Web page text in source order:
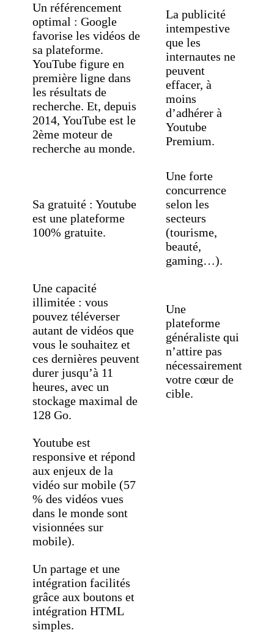
Un référencement
optimal : Google
favorise les vidéos de
sa plateforme.
YouTube figure en
première ligne dans
les résultats de
recherche. Et, depuis
2014, YouTube est le
2ème moteur de
recherche au monde.
La publicité
intempestive
que les
internautes ne
peuvent
effacer, à
moins
d’adhérer à
Youtube
Premium.
Sa gratuité : Youtube
est une plateforme
100% gratuite.
Une forte
concurrence
selon les
secteurs
(tourisme,
beauté,
gaming…).
Une capacité
illimitée : vous
pouvez téléverser
autant de vidéos que
vous le souhaitez et
ces dernières peuvent
durer jusqu’à 11
heures, avec un
stockage maximal de
128 Go.
Une
plateforme
généraliste qui
n’attire pas
nécessairement
votre cœur de
cible.
Youtube est
responsive et répond
aux enjeux de la
vidéo sur mobile (57
% des vidéos vues
dans le monde sont
visionnées sur
mobile).
Un partage et une
intégration facilités
grâce aux boutons et
intégration HTML
simples.